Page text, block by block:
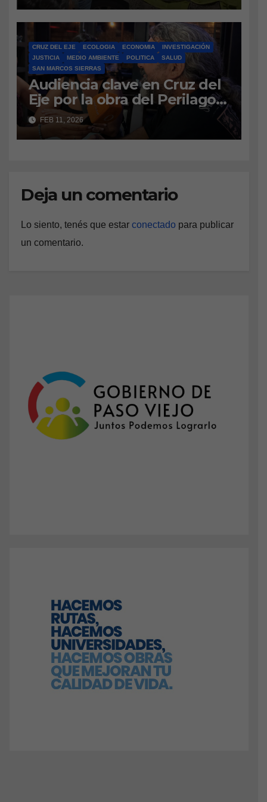
CRUZ DEL EJE ECOLOGIA ECONOMIA
INVESTIGACIÓN
JUSTICIA
MEDIO AMBIENTE POLITICA
SALUD
SAN MARCOS SIERRAS
Audiencia clave en Cruz del
Eje por la obra del Perilago:
vecinos defienden el
amparo ambiental
FEB 11, 2026
Deja un comentario
Lo siento, tenés que estar conectado para publicar
un comentario.